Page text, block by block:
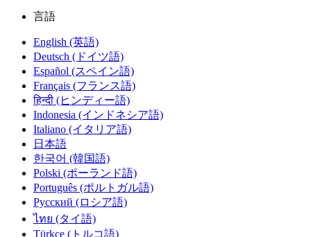
言語
English (英語)
Deutsch (ドイツ語)
Español (スペイン語)
Français (フランス語)
हिन्दी (ヒンディー語)
Indonesia (インドネシア語)
Italiano (イタリア語)
日本語
한국어 (韓国語)
Polski (ポーランド語)
Português (ポルトガル語)
Русский (ロシア語)
ไทย (タイ語)
Türkçe (トルコ語)